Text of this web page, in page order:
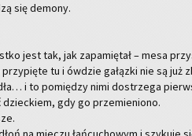
się de­mo­ny.
jest tak, jak za­pa­mię­tał – mesa
tu i ów­dzie ga­łąz­ki nie są
i to po­mię­dzy nimi do­strze­ga
dziec­kiem, gdy go prze­mie­nio­no.